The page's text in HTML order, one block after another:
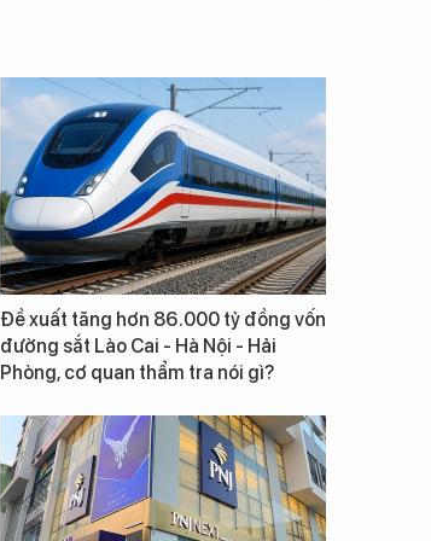
Đề xuất tăng hơn 86.000 tỷ đồng vốn
đường sắt Lào Cai - Hà Nội - Hải
Phòng, cơ quan thẩm tra nói gì?